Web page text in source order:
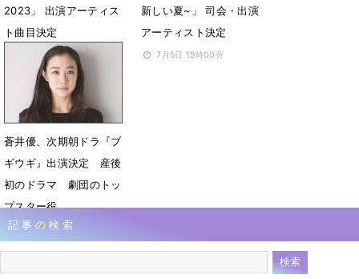
2023」 出演アーティス
ト曲目決定
8月9日 21時16分
新しい夏~」 司会・出演
アーティスト決定
7月5日 19時00分
蒼井優、次期朝ドラ『ブ
ギウギ』出演決定 産後
初のドラマ 劇団のトッ
プスター役
6月23日 07時00分
記事の検索